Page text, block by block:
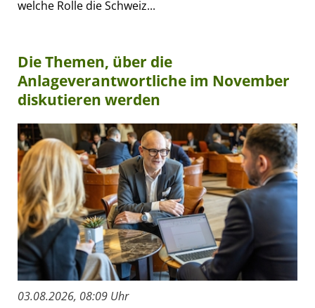
welche Rolle die Schweiz...
Die Themen, über die
Anlageverantwortliche im November
diskutieren werden
03.08.2026, 08:09 Uhr